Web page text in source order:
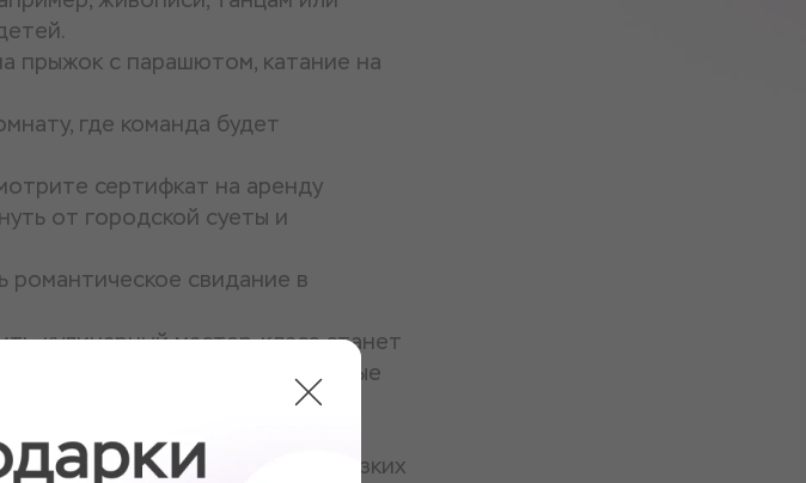
прыжок с парашютом, катание на
где команда будет
сертифкат на аренду
от городской суеты и
свидание в
кулинарный мастер-класс станет
блюда или освоить сложные
и порадовать своих близких